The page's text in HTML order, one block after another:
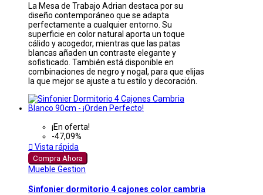
La Mesa de Trabajo Adrian destaca por su
diseño contemporáneo que se adapta
perfectamente a cualquier entorno. Su
superficie en color natural aporta un toque
cálido y acogedor, mientras que las patas
blancas añaden un contraste elegante y
sofisticado. También está disponible en
combinaciones de negro y nogal, para que elijas
la que mejor se ajuste a tu estilo y decoración.
¡En oferta!
-47,09%
 Vista rápida
Compra Ahora
Mueble Gestion
Sinfonier dormitorio 4 cajones color cambria